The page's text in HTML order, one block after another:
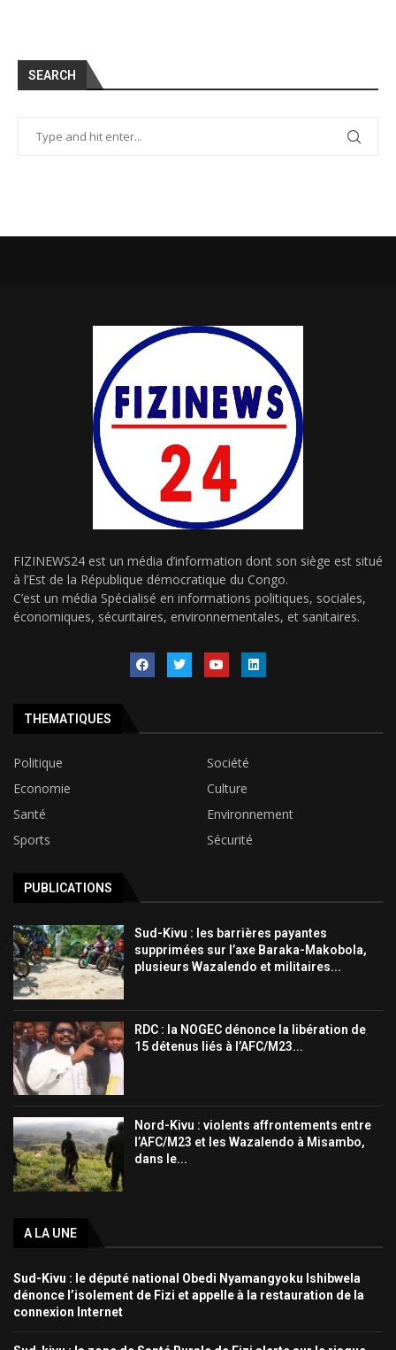
SEARCH
FIZINEWS24 est un média d’information dont son siège est situé
à l’Est de la République démocratique du Congo.
C’est un média Spécialisé en informations politiques, sociales,
économiques, sécuritaires, environnementales, et sanitaires.
THEMATIQUES
Politique
Société
Economie
Culture
Santé
Environnement
Sports
Sécurité
PUBLICATIONS
Sud-Kivu : les barrières payantes
supprimées sur l’axe Baraka-Makobola,
plusieurs Wazalendo et militaires...
RDC : la NOGEC dénonce la libération de
15 détenus liés à l’AFC/M23...
Nord-Kivu : violents affrontements entre
l’AFC/M23 et les Wazalendo à Misambo,
dans le...
A LA UNE
Sud-Kivu : le député national Obedi Nyamangyoku Ishibwela
dénonce l’isolement de Fizi et appelle à la restauration de la
connexion Internet